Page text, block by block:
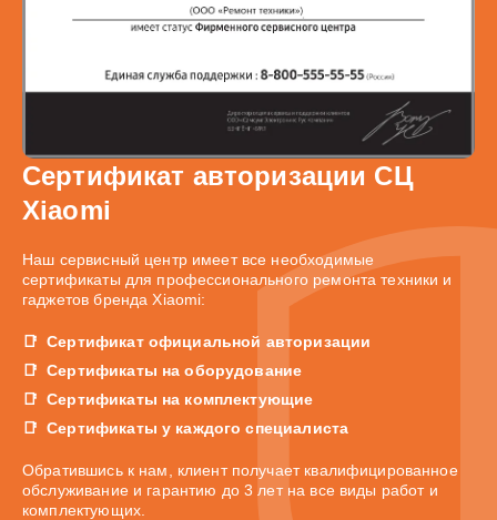
Сертификат авторизации СЦ
Xiaomi
Наш сервисный центр имеет все необходимые
сертификаты для профессионального ремонта техники и
гаджетов бренда Xiaomi:
Сертификат официальной авторизации
Сертификаты на оборудование
Сертификаты на комплектующие
Сертификаты у каждого специалиста
Обратившись к нам, клиент получает квалифицированное
обслуживание и гарантию до 3 лет на все виды работ и
комплектующих.